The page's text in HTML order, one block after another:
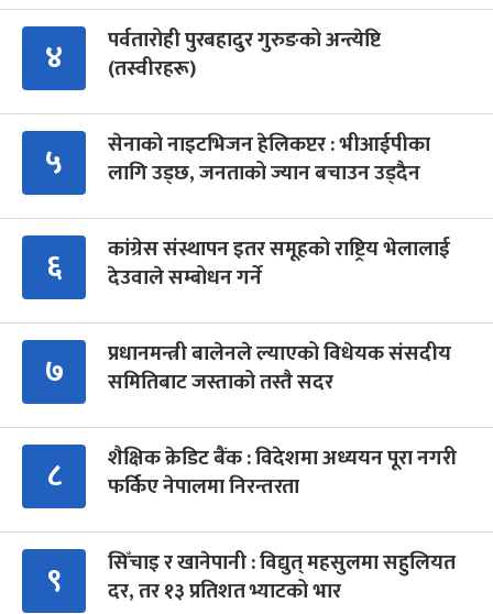
४
पर्वतारोही पुरबहादुर गुरुङको अन्त्येष्टि
(तस्वीरहरू)
५
सेनाको नाइटभिजन हेलिकप्टर : भीआईपीका
लागि उड्छ, जनताको ज्यान बचाउन उड्दैन
६
कांग्रेस संस्थापन इतर समूहको राष्ट्रिय भेलालाई
देउवाले सम्बोधन गर्ने
७
प्रधानमन्त्री बालेनले ल्याएको विधेयक संसदीय
समितिबाट जस्ताको तस्तै सदर
८
शैक्षिक क्रेडिट बैंक : विदेशमा अध्ययन पूरा नगरी
फर्किए नेपालमा निरन्तरता
९
सिँचाइ र खानेपानी : विद्युत् महसुलमा सहुलियत
दर, तर १३ प्रतिशत भ्याटको भार